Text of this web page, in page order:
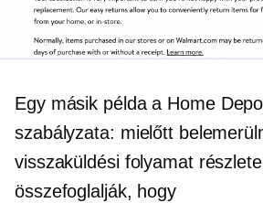
Egy másik példa a Home
szabályzata: mielőtt
visszaküldési folyamat
összefoglalják, hogy